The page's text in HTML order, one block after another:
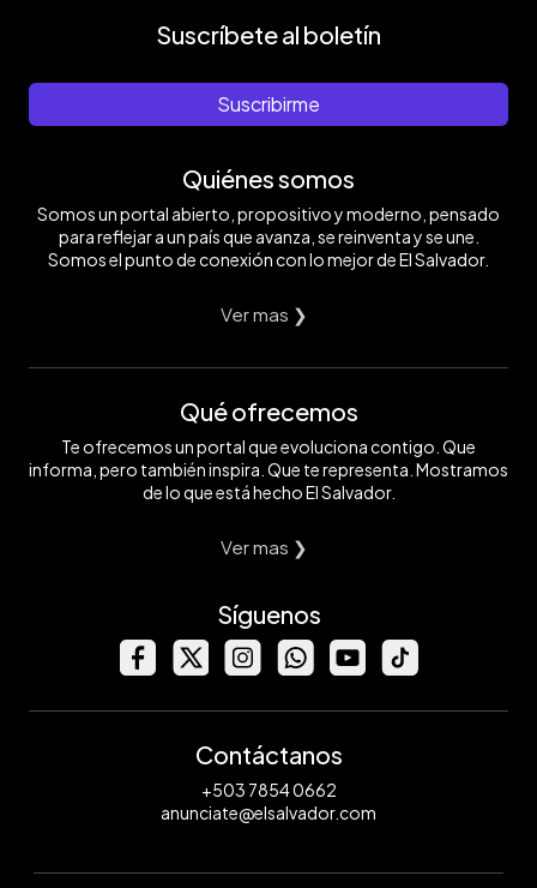
Suscríbete al boletín
Suscribirme
Quiénes somos
Somos un portal abierto, propositivo y moderno, pensado
para reflejar a un país que avanza, se reinventa y se une.
Somos el punto de conexión con lo mejor de El Salvador.
Ver mas ❯
Qué ofrecemos
Te ofrecemos un portal que evoluciona contigo. Que
informa, pero también inspira. Que te representa. Mostramos
de lo que está hecho El Salvador.
Ver mas ❯
Síguenos
Contáctanos
+503 7854 0662
anunciate@elsalvador.com